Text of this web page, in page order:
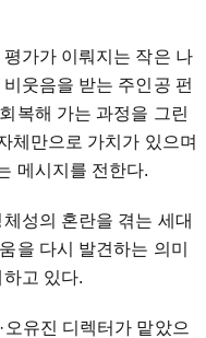
가가 이뤄지는 작은 나
웃음을 받는 주인공 펀
복해 가는 과정을 그린
체만으로 가치가 있으며
메시지를 전한다.
성의 혼란을 겪는 세대
을 다시 발견하는 의미
고 있다.
유진 디렉터가 맡았으